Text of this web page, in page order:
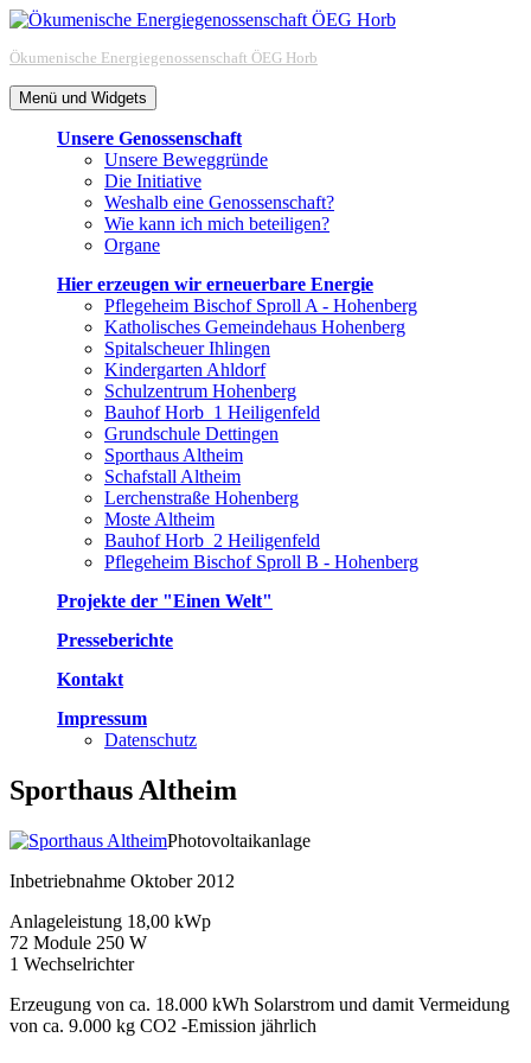
Zum
springen
Ökumenische Energiegenossenschaft ÖEG Horb
Menü und Widgets
Unsere Genossenschaft
Unsere Beweggründe
Die Initiative
Weshalb eine Genossenschaft?
Wie kann ich mich beteiligen?
Organe
Hier erzeugen wir erneuerbare Energie
Pflegeheim Bischof Sproll A - Hohenberg
Katholisches Gemeindehaus Hohenberg
Spitalscheuer Ihlingen
Kindergarten Ahldorf
Schulzentrum Hohenberg
Bauhof Horb_1 Heiligenfeld
Grundschule Dettingen
Sporthaus Altheim
Schafstall Altheim
Lerchenstraße Hohenberg
Moste Altheim
Bauhof Horb_2 Heiligenfeld
Pflegeheim Bischof Sproll B - Hohenberg
Projekte der "Einen Welt"
Presseberichte
Kontakt
Impressum
Datenschutz
Sporthaus Altheim
Photovoltaikanlage
Inbetriebnahme Oktober 2012
Anlageleistung 18,00 kWp
72 Module 250 W
1 Wechselrichter
Erzeugung von ca. 18.000 kWh Solarstrom und damit Vermeidung
von ca. 9.000 kg CO2 -Emission jährlich